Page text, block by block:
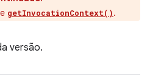
getInvocationContext().
versão.